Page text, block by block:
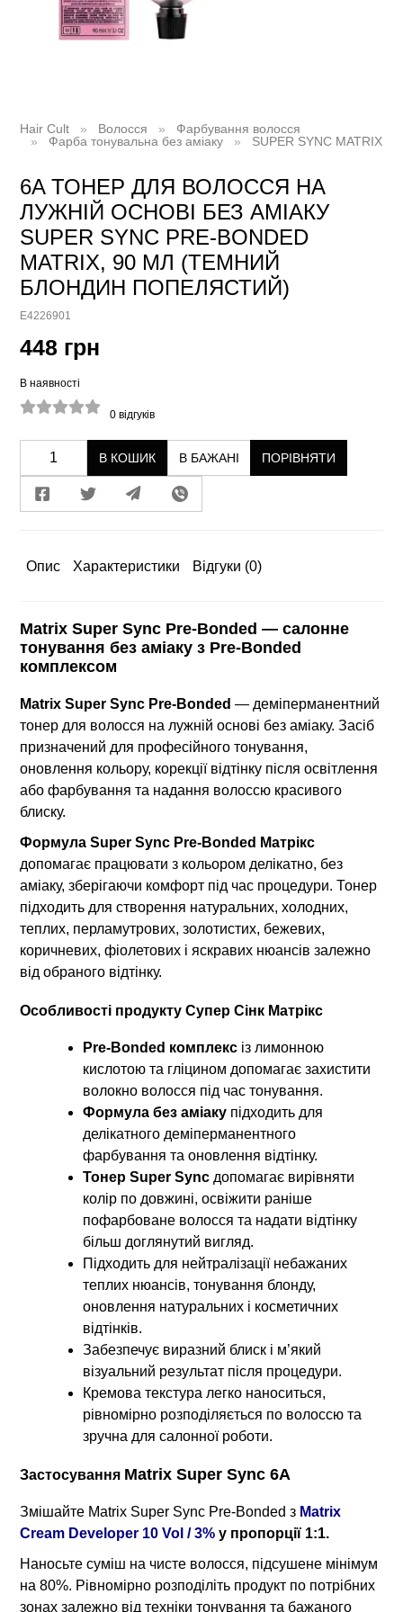
Hair Cult Волосся
Фарбування волосся
Фарба тонувальна без аміаку
SUPER SYNC MATRIX
6A ТОНЕР ДЛЯ ВОЛОССЯ НА
ЛУЖНІЙ ОСНОВІ БЕЗ АМІАКУ
SUPER SYNC PRE-BONDED
MATRIX, 90 МЛ (ТЕМНИЙ
БЛОНДИН ПОПЕЛЯСТИЙ)
E4226901
448 грн
В наявності
0 відгуків
В КОШИК В БАЖАНІ ПОРІВНЯТИ
Опис Характеристики Відгуки (0)
Matrix Super Sync Pre-Bonded — салонне
тонуваннябез аміаку з Pre-Bonded
комплексом
Matrix Super Sync Pre-Bonded— деміперманентний
тонер для волосся на лужній основі без аміаку. Засіб
призначений для професійного тонування,
оновлення кольору, корекції відтінку після освітлення
або фарбування та надання волоссю красивого
блиску.
Формула Super Sync Pre-Bonded Матрікс
допомагає працювати з кольором делікатно, без
аміаку, зберігаючи комфорт під час процедури. Тонер
підходить для створення натуральних, холодних,
теплих, перламутрових, золотистих, бежевих,
коричневих, фіолетових і яскравих нюансів залежно
від обраного відтінку.
Особливості продукту Супер Сінк Матрікс
Pre-Bonded комплекс із лимонною
кислотою та гліцином допомагає захистити
волокно волосся під час тонування.
Формула без аміаку підходить для
делікатного деміперманентного
фарбування та оновлення відтінку.
ТонерSuper Sync допомагає вирівняти
колір по довжині, освіжити раніше
пофарбоване волосся та надати відтінку
більш доглянутий вигляд.
Підходить для нейтралізації небажаних
теплих нюансів, тонування блонду,
оновлення натуральних і косметичних
відтінків.
Забезпечує виразний блиск і м’який
візуальний результат після процедури.
Кремова текстура легко наноситься,
рівномірно розподіляється по волоссю та
зручна для салонної роботи.
Застосування Matrix Super Sync 6A
Змішайте Matrix Super Sync Pre-Bonded з Matrix
Cream Developer 10 Vol / 3% у пропорції 1:1.
Наносьте суміш на чисте волосся, підсушене мінімум
на 80%. Рівномірно розподіліть продукт по потрібних
зонах залежно від техніки тонування та бажаного